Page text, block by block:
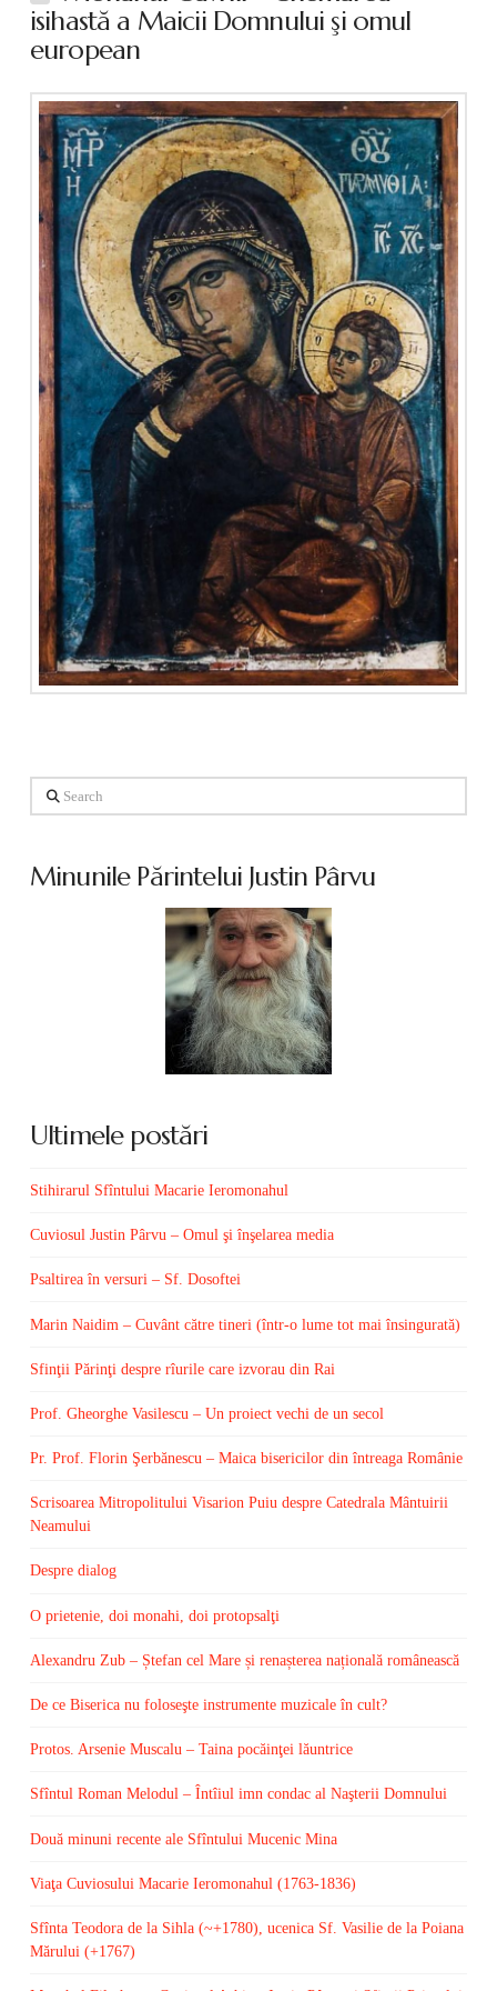
isihastă a Maicii Domnului şi omul
european
Search
Minunile Părintelui Justin Pârvu
Ultimele postări
Stihirarul Sfîntului Macarie Ieromonahul
Cuviosul Justin Pârvu – Omul şi înşelarea media
Psaltirea în versuri – Sf. Dosoftei
Marin Naidim – Cuvânt către tineri (într-o lume tot mai însingurată)
Sfinţii Părinţi despre rîurile care izvorau din Rai
Prof. Gheorghe Vasilescu – Un proiect vechi de un secol
Pr. Prof. Florin Şerbănescu – Maica bisericilor din întreaga Românie
Scrisoarea Mitropolitului Visarion Puiu despre Catedrala Mântuirii
Neamului
Despre dialog
O prietenie, doi monahi, doi protopsalţi
Alexandru Zub – Ștefan cel Mare și renașterea națională românească
De ce Biserica nu foloseşte instrumente muzicale în cult?
Protos. Arsenie Muscalu – Taina pocăinţei lăuntrice
Sfîntul Roman Melodul – Întîiul imn condac al Naşterii Domnului
Două minuni recente ale Sfîntului Mucenic Mina
Viaţa Cuviosului Macarie Ieromonahul (1763-1836)
Sfînta Teodora de la Sihla (~+1780), ucenica Sf. Vasilie de la Poiana
Mărului (+1767)